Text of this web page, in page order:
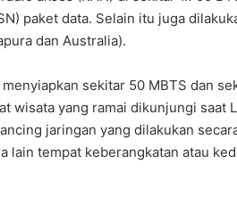
paket data. Selain itu juga
dan Australia).
sekitar 50 MBTS dan
wisata yang ramai dikunjungi saat
jaringan yang dilakukan
lain tempat keberangkatan atau